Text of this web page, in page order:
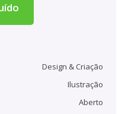
Design & Criação
Ilustração
Aberto